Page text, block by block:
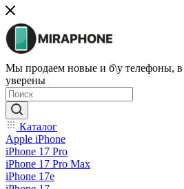
Мы продаем новые и б\у телефоны,
уверены
Каталог
Apple iPhone
iPhone 17 Pro
iPhone 17 Pro Max
iPhone 17e